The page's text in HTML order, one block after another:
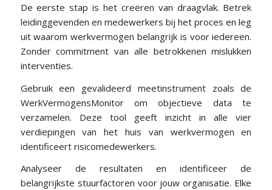
De eerste stap is het creëren van draagvlak. Betrek
leidinggevenden en medewerkers bij het proces en leg
uit waarom werkvermogen belangrijk is voor iedereen.
Zonder commitment van alle betrokkenen mislukken
interventies.
Gebruik een gevalideerd meetinstrument zoals de
WerkVermogensMonitor om objectieve data te
verzamelen. Deze tool geeft inzicht in alle vier
verdiepingen van het huis van werkvermogen en
identificeert risicomedewerkers.
Analyseer de resultaten en identificeer de
belangrijkste stuurfactoren voor jouw organisatie. Elke